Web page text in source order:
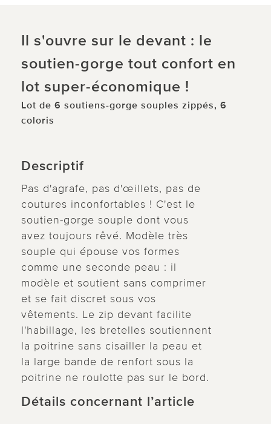
Il s'ouvre sur le devant : le
soutien-gorge tout confort en
lot super-économique !
Lot de 6 soutiens-gorge souples zippés, 6
coloris
Descriptif
Pas d'agrafe, pas d'œillets, pas de
coutures inconfortables ! C'est le
soutien-gorge souple dont vous
avez toujours rêvé. Modèle très
souple qui épouse vos formes
comme une seconde peau : il
modèle et soutient sans comprimer
et se fait discret sous vos
vêtements. Le zip devant facilite
l'habillage, les bretelles soutiennent
la poitrine sans cisailler la peau et
la large bande de renfort sous la
poitrine ne roulotte pas sur le bord.
Détails concernant l’article